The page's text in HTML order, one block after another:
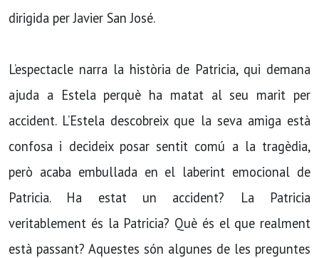
dirigida per Javier San José.
L’espectacle narra la història de Patricia, qui demana
ajuda a Estela perquè ha matat al seu marit per
accident. L’Estela descobreix que la seva amiga està
confosa i decideix posar sentit comú a la tragèdia,
però acaba embullada en el laberint emocional de
Patricia. Ha estat un accident? La Patricia
veritablement és la Patricia? Què és el que realment
està passant? Aquestes són algunes de les preguntes